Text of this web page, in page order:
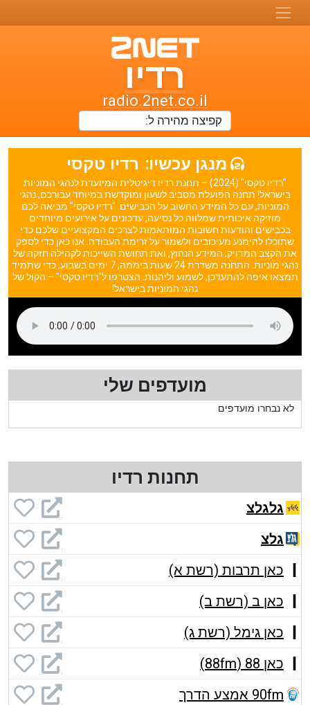
רדיו
טו-נט
רדיו
radio.2net.co.il
תחנות
רדיו
ואתרי
מוזיקה
מנגן עכשיו: רדיו טקסי
"רדיו טקסי" (2024) – תחנת רדיו דיגיטלית המיועדת לנהגי המוניות
בישראל! תחנה הפועלת מסביב לשעון ומוקדשת במיוחד עבורכם, נהגי
המוניות, עם כל המידע החשוב על הכבישים. "רדיו טקסי" מביאה לכם
מוזיקה איכותית שמלווה כל נסיעה, עדכונים על אירועים מיוחדים
בכבישים והודעות חשובות המותאמות לצרכים המקצועיים שלכם כדי
שתוכלו להימנע מעיכובים ולשמור על זרימת העבודה. אנו כאן כדי לספק
את הקצב המדויק, המידע הנחוץ, ואת תחושת השייכות לקהילה חזקה של
נהגי מוניות. התחנה משדרת 24 שעות ביממה, 7 ימים בשבוע, כדי שתמיד
תמצאו איפה להתעדכן, לשמוע וליהנות. הצטרפו ל"רדיו טקסי" – הקול של
נהגי המוניות בישראל!
מועדפים שלי
לא נבחרו מועדפים
תחנות רדיו
גלגלצ
גלצ
כאן תרבות (רשת א)
כאן ב (רשת ב)
כאן גימל (רשת ג)
כאן 88 (88fm)
90fm אמצע הדרך